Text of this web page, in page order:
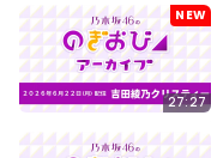
NEW
27:27